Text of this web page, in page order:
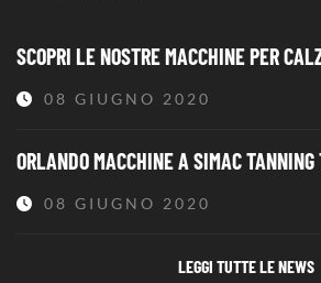
SCOPRI LE NOSTRE MACCHINE PER
08 GIUGNO 2020
ORLANDO MACCHINE A SIMAC TANNING
08 GIUGNO 2020
LEGGI TUTTE LE NEWS